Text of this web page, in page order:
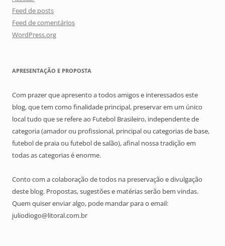
Feed de posts
Feed de comentários
WordPress.org
APRESENTAÇÃO E PROPOSTA
Com prazer que apresento a todos amigos e interessados este
blog, que tem como finalidade principal, preservar em um único
local tudo que se refere ao Futebol Brasileiro, independente de
categoria (amador ou profissional, principal ou categorias de base,
futebol de praia ou futebol de salão), afinal nossa tradição em
todas as categorias é enorme.
Conto com a colaboração de todos na preservação e divulgação
deste blog. Propostas, sugestões e matérias serão bem vindas.
Quem quiser enviar algo, pode mandar para o email:
juliodiogo@litoral.com.br